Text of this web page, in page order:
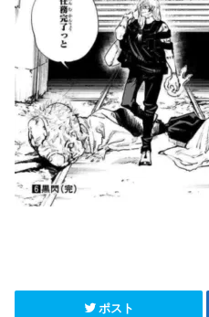
ポスト